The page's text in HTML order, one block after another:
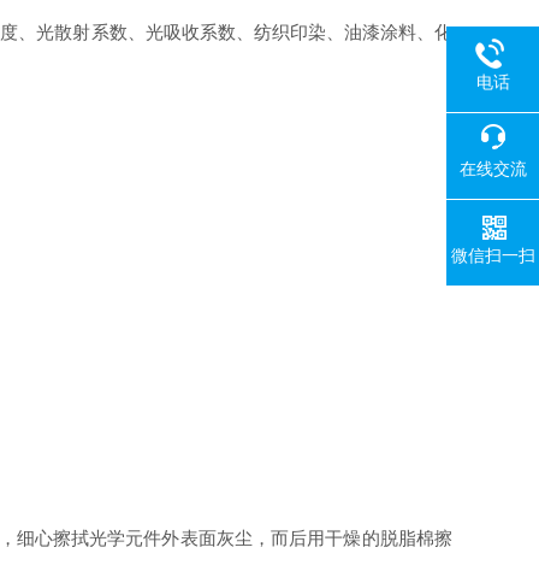
、光散射系数、光吸收系数、纺织印染、油漆涂料、化
细心擦拭光学元件外表面灰尘，而后用干燥的脱脂棉擦
电话
在线交流
微信扫一扫